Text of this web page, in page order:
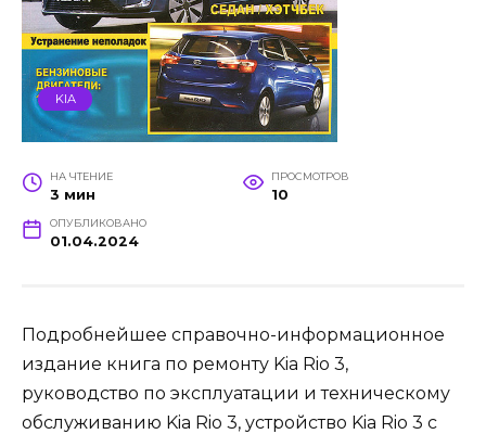
KIA
НА ЧТЕНИЕ
3 мин
ПРОСМОТРОВ
10
ОПУБЛИКОВАНО
01.04.2024
Подробнейшее справочно-информационное
издание книга по ремонту Kia Rio 3,
руководство по эксплуатации и техническому
обслуживанию Kia Rio 3, устройство Kia Rio 3 с